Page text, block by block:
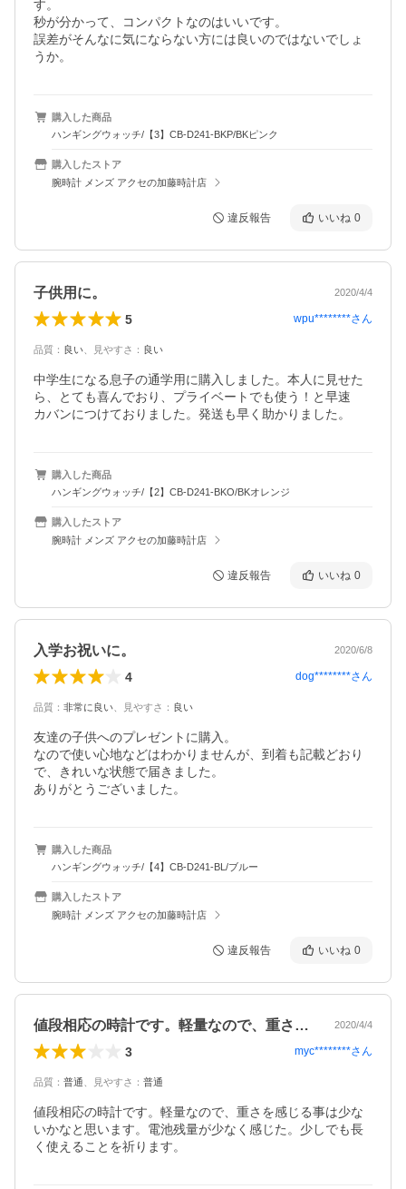
す。
秒が分かって、コンパクトなのはいいです。
誤差がそんなに気にならない方には良いのではないでしょ
うか。
購入した商品
ハンギングウォッチ/【3】CB-D241-BKP/BKピンク
購入したストア
腕時計 メンズ アクセの加藤時計店
違反報告 いいね 0
子供用に。 2020/4/4
5 wpu********さん
品質 ： 良い 見やすさ ： 良い
中学生になる息子の通学用に購入しました。本人に見せた
ら、とても喜んでおり、プライベートでも使う！と早速
カバンにつけておりました。発送も早く助かりました。
購入した商品
ハンギングウォッチ/【2】CB-D241-BKO/BKオレンジ
購入したストア
腕時計 メンズ アクセの加藤時計店
違反報告 いいね 0
入学お祝いに。 2020/6/8
4 dog********さん
品質 ： 非常に良い 見やすさ ： 良い
友達の子供へのプレゼントに購入。
なので使い心地などはわかりませんが、到着も記載どおり
で、きれいな状態で届きました。
ありがとうございました。
購入した商品
ハンギングウォッチ/【4】CB-D241-BL/ブルー
購入したストア
腕時計 メンズ アクセの加藤時計店
違反報告 いいね 0
値段相応の時計です。軽量なので、重さを… 2020/4/4
3 myc********さん
品質 ： 普通 見やすさ ： 普通
値段相応の時計です。軽量なので、重さを感じる事は少な
いかなと思います。電池残量が少なく感じた。少しでも長
く使えることを祈ります。